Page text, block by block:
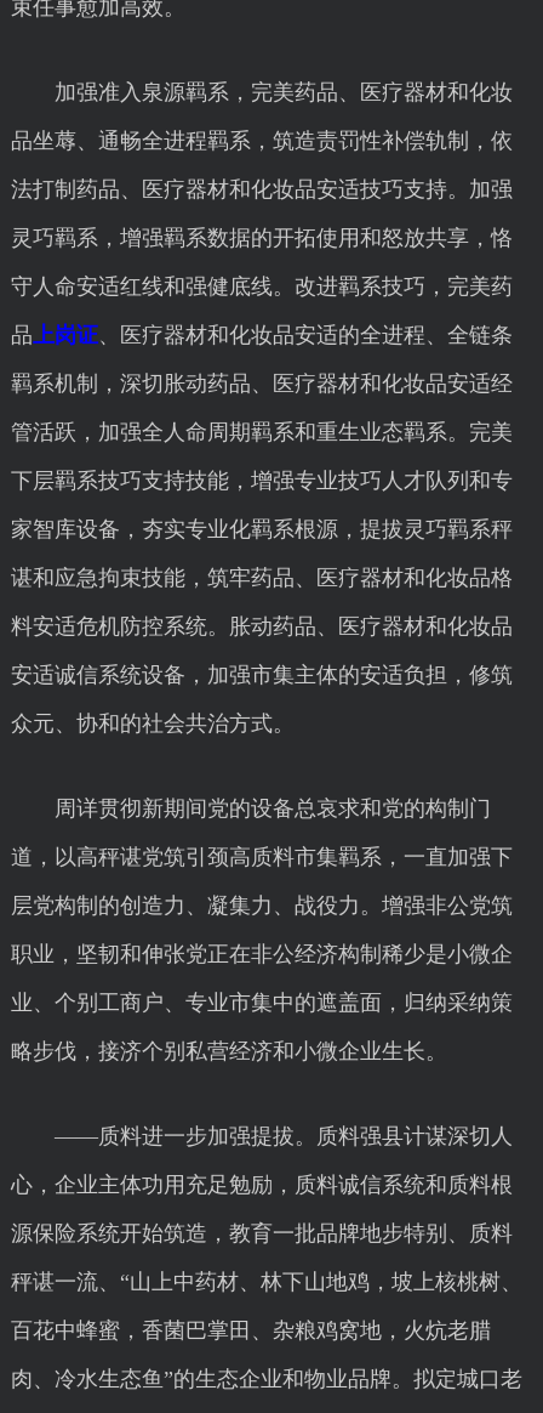
束任事愈加高效。
加强准入泉源羁系，完美药品、医疗器材和化妆
品坐蓐、通畅全进程羁系，筑造责罚性补偿轨制，依
法打制药品、医疗器材和化妆品安适技巧支持。加强
灵巧羁系，增强羁系数据的开拓使用和怒放共享，恪
守人命安适红线和强健底线。改进羁系技巧，完美药
品上岗证、医疗器材和化妆品安适的全进程、全链条
羁系机制，深切胀动药品、医疗器材和化妆品安适经
管活跃，加强全人命周期羁系和重生业态羁系。完美
下层羁系技巧支持技能，增强专业技巧人才队列和专
家智库设备，夯实专业化羁系根源，提拔灵巧羁系秤
谌和应急拘束技能，筑牢药品、医疗器材和化妆品格
料安适危机防控系统。胀动药品、医疗器材和化妆品
安适诚信系统设备，加强市集主体的安适负担，修筑
众元、协和的社会共治方式。
周详贯彻新期间党的设备总哀求和党的构制门
道，以高秤谌党筑引颈高质料市集羁系，一直加强下
层党构制的创造力、凝集力、战役力。增强非公党筑
职业，坚韧和伸张党正在非公经济构制稀少是小微企
业、个别工商户、专业市集中的遮盖面，归纳采纳策
略步伐，接济个别私营经济和小微企业生长。
——质料进一步加强提拔。质料强县计谋深切人
心，企业主体功用充足勉励，质料诚信系统和质料根
源保险系统开始筑造，教育一批品牌地步特别、质料
秤谌一流、“山上中药材、林下山地鸡，坡上核桃树、
百花中蜂蜜，香菌巴掌田、杂粮鸡窝地，火炕老腊
肉、冷水生态鱼”的生态企业和物业品牌。拟定城口老